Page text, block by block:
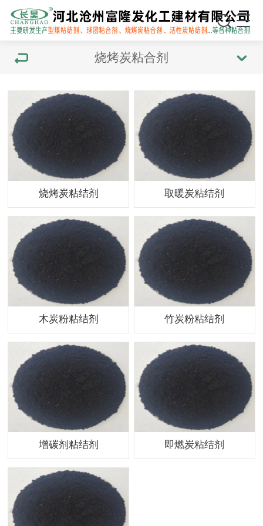
烧烤炭粘合剂
烧烤炭粘结剂 取暖炭粘结剂
木炭粉粘结剂 竹炭粉粘结剂
增碳剂粘结剂 即燃炭粘结剂